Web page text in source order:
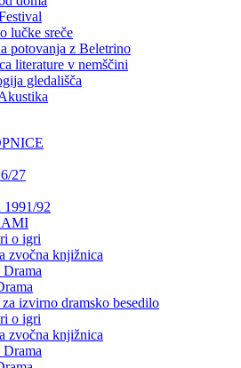
lučke sreče
potovanja z Beletrino
literature v nemščini
gledališča
27
1991/92
o igri
zvočna knjižnica
izvirno dramsko besedilo
o igri
zvočna knjižnica